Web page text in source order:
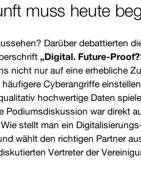
muss heute
Darüber debattierten
„Digital. Future-
nicht nur auf eine erhebliche
Cyberangriffe
hochwertige Daten
Podiumsdiskussion war direkt
stellt man ein
wählt den richtigen Partner
Vertreter der